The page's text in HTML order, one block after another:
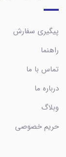
پیگیری سفارش
راهنما
تماس با ما
درباره ما
وبلاگ
حریم خصوصی